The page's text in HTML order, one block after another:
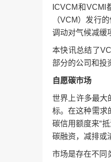
ICVCM和
（VCM）发行
调动对气候减缓
本快讯总结了
部分的公司和投
自愿碳市场
世界上许多最大
标。在这种需求
碳信用额度来“
碳融资，减排或
市场是存在不同